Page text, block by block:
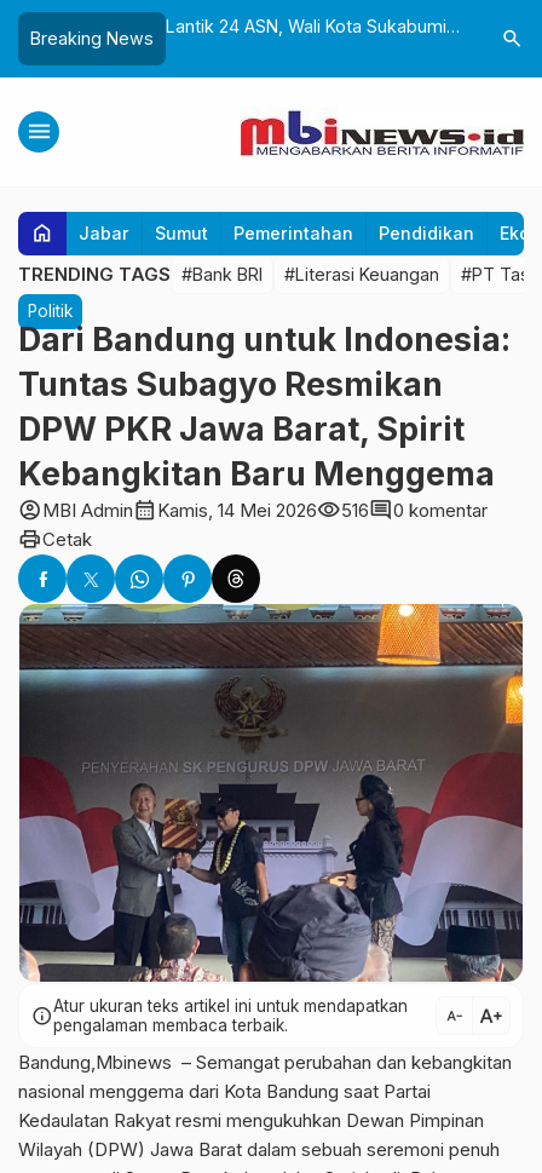
Breaking News
Diresmikan,
Pelestarian
Lantik 24 ASN, Wali Kota Sukabumi
Adaptif Teknologi Digital
untuk
search
menu
home Jabar Sumut Pemerintahan Pendidikan
TRENDING TAGS #Bank BRI #Literasi Keuangan #PT
Politik
Dari Bandung untuk Indonesia:
Tuntas Subagyo Resmikan
DPW PKR Jawa Barat, Spirit
Kebangkitan Baru Menggema
account_circleMBI Admincalendar_month Kamis, 14 Mei 2026visibility516comment0 komentar
printCetak
infoAtur ukuran teks artikel ini untuk mendapatkan
pengalaman membaca terbaik.
text_decrease text_increase
Bandung,Mbinews – Semangat perubahan dan kebangkitan
nasional menggema dari Kota Bandung saat Partai
Kedaulatan Rakyat resmi mengukuhkan Dewan Pimpinan
Wilayah (DPW) Jawa Barat dalam sebuah seremoni penuh